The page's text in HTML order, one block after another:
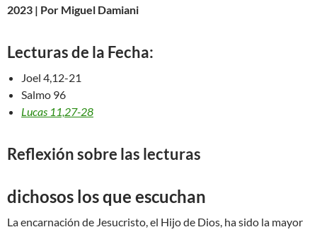
2023 | Por Miguel Damiani
Lecturas de la Fecha:
Joel 4,12-21
Salmo 96
Lucas 11,27-28
Reflexión sobre las lecturas
dichosos los que escuchan
La encarnación de Jesucristo, el Hijo de Dios, ha sido la mayor